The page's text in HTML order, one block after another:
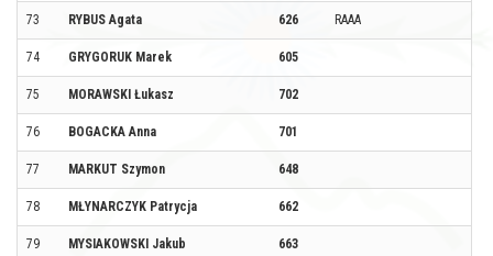
73 RYBUS Agata 626 RAAA
74 GRYGORUK Marek 605
75 MORAWSKI Łukasz 702
76 BOGACKA Anna 701
77 MARKUT Szymon 648
78 MŁYNARCZYK Patrycja 662
79 MYSIAKOWSKI Jakub 663